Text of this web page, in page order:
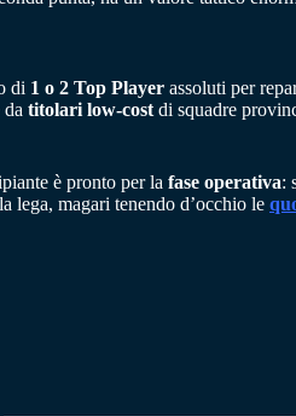
di 1 o 2 Top Player assoluti per
titolari low-cost di squadre
è pronto per la fase operativa:
lega, magari tenendo d’occhio le